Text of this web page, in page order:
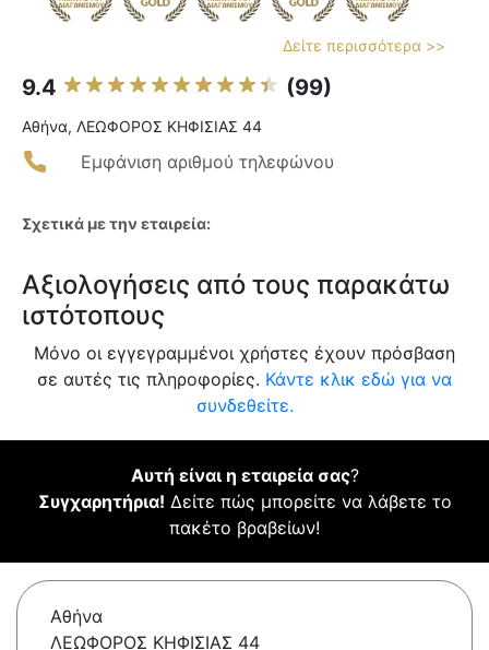
Δείτε περισσότερα >>
9.4 (99)
Αθήνα, ΛΕΩΦΟΡΟΣ ΚΗΦΙΣΙΑΣ 44
Εμφάνιση αριθμού τηλεφώνου
Σχετικά με την εταιρεία:
Αξιολογήσεις από τους παρακάτω
ιστότοπους
Μόνο οι εγγεγραμμένοι χρήστες έχουν πρόσβαση
σε αυτές τις πληροφορίες. Κάντε κλικ εδώ για να
συνδεθείτε.
Αυτή είναι η εταιρεία σας?
Συγχαρητήρια! Δείτε πώς μπορείτε να λάβετε το
πακέτο βραβείων!
Αθήνα
ΛΕΩΦΟΡΟΣ ΚΗΦΙΣΙΑΣ 44